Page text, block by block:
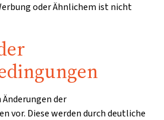
oder Ähnlichem ist nicht
der
vor. Diese werden durch deutliche